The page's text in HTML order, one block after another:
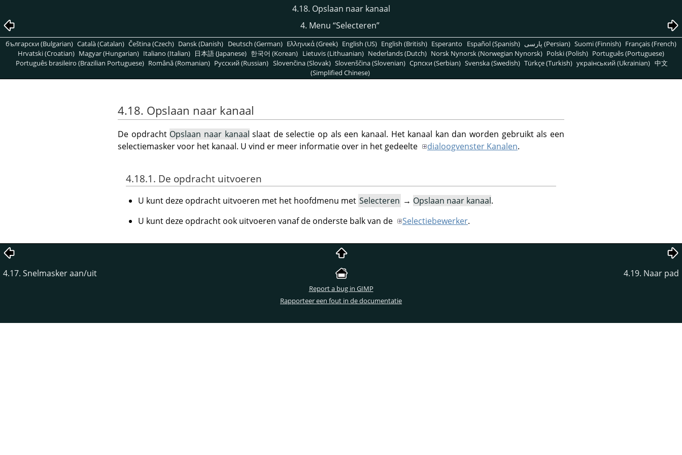
4.18. Opslaan naar kanaal
4. Menu “Selecteren”
български (Bulgarian) Català (Catalan) Čeština (Czech) Dansk (Danish) Deutsch (German) Ελληνικά (Greek) English (US) English (British) Esperanto Español (Spanish) پارسی (Persian) Suomi (Finnish) Français (French)
Hrvatski (Croatian) Magyar (Hungarian) Italiano (Italian) 日本語 (Japanese) 한국어 (Korean) Lietuvis (Lithuanian) Nederlands (Dutch) Norsk Nynorsk (Norwegian Nynorsk) Polski (Polish) Português (Portuguese)
Português brasileiro (Brazilian Portuguese) Română (Romanian) Pусский (Russian) Slovenčina (Slovak) Slovenščina (Slovenian) Српски (Serbian) Svenska (Swedish) Türkçe (Turkish) український (Ukrainian) 中文
(Simplified Chinese)
4.18. Opslaan naar kanaal
De opdracht Opslaan naar kanaal slaat de selectie op als een kanaal. Het kanaal kan dan worden gebruikt als een
selectiemasker voor het kanaal. U vind er meer informatie over in het gedeelte
dialoogvenster Kanalen.
4.18.1. De opdracht uitvoeren
U kunt deze opdracht uitvoeren met het hoofdmenu met Selecteren → Opslaan naar kanaal.
U kunt deze opdracht ook uitvoeren vanaf de onderste balk van de
Selectiebewerker.
4.17. Snelmasker aan/uit 4.19. Naar pad
Report a bug in GIMP
Rapporteer een fout in de documentatie